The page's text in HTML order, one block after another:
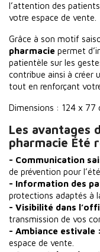
l’attention des
votre espace de vente.
Grâce à son motif
pharmacie permet
patientèle sur les
contribue ainsi à créer
tout en renforçant
Dimensions : 124 x 77
Les avantages
pharmacie Été
- Communication
de prévention pour l’été.
- Information des
protections adaptés à
- Visibilité dans
transmission de vos
- Ambiance estivale :
espace de vente.